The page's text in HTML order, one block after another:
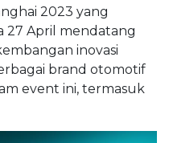
2023 yang
April mendatang
inovasi
brand otomotif
event ini, termasuk